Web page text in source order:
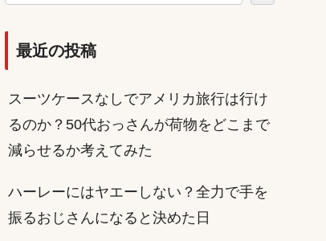
最近の投稿
スーツケースなしでアメリカ旅行は行け
るのか？50代おっさんが荷物をどこまで
減らせるか考えてみた
ハーレーにはヤエーしない？全力で手を
振るおじさんになると決めた日